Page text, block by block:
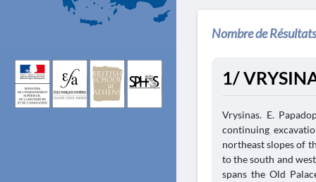
Nombre de
1/
Vrysinas. E.
continuing
northeast slopes of
to the south and
spans the Old